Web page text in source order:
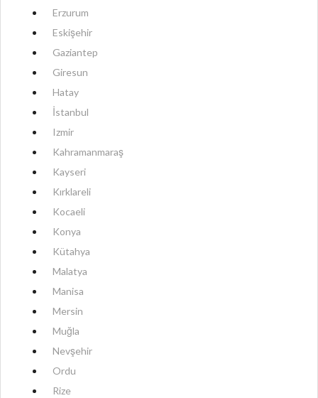
Erzurum
Eskişehir
Gaziantep
Giresun
Hatay
İstanbul
Izmir
Kahramanmaraş
Kayseri
Kırklareli
Kocaeli
Konya
Kütahya
Malatya
Manisa
Mersin
Muğla
Nevşehir
Ordu
Rize